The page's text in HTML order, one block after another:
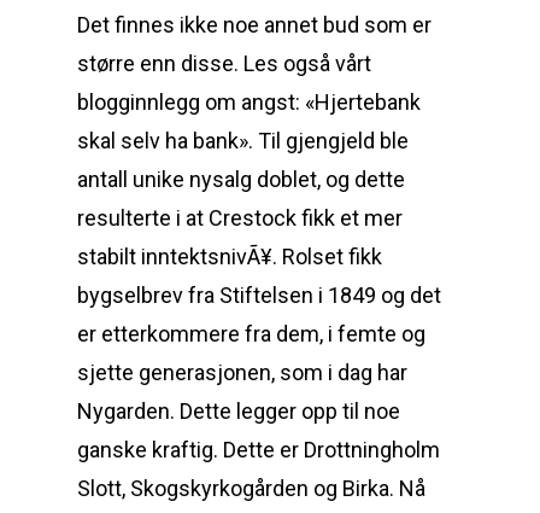
Det finnes ikke noe annet bud som er
større enn disse. Les også vårt
blogginnlegg om angst: «Hjertebank
skal selv ha bank». Til gjengjeld ble
antall unike nysalg doblet, og dette
resulterte i at Crestock fikk et mer
stabilt inntektsnivÃ¥. Rolset fikk
bygselbrev fra Stiftelsen i 1849 og det
er etterkommere fra dem, i femte og
sjette genera­sjonen, som i dag har
Nygarden. Dette legger opp til noe
ganske kraftig. Dette er Drottningholm
Slott, Skogskyrkogården og Birka. Nå